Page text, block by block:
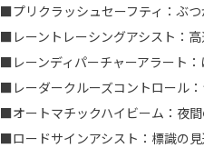
■プリクラッシュセーフティ：ぶ
■レーントレーシングアシスト：
■レーンディパーチャーアラート
■レーダークルーズコントロール
■オートマチックハイビーム：夜
■ロードサインアシスト：標識の